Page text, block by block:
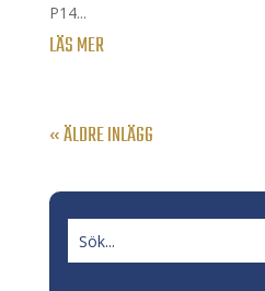
P14...
LÄS MER
« ÄLDRE INLÄGG